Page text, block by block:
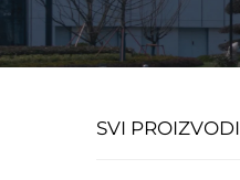
SVI PROIZVODI